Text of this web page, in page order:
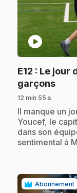
play_circle
E12 : Le jour
garçons.
12 min 55 s
.Il manque un
Youcef, le
dans son
sentimental à
Abonnement